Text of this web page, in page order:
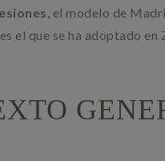
, el modelo de
el que se ha adoptado